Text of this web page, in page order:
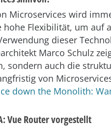
Microservices wird
hohe Flexibilität, um auf
dieser
Marco Schulz
sondern auch die
von
down the Monolith:
Vue Router vorgestellt